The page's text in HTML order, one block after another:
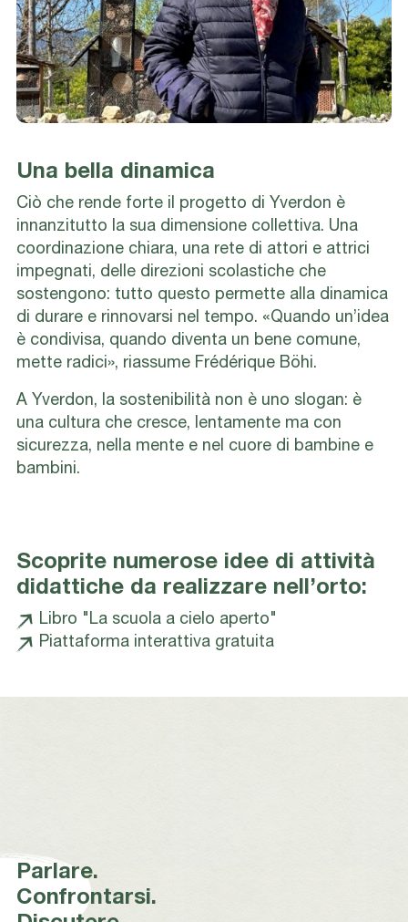
Una bella dinamica
Ciò che rende forte il progetto di Yverdon è
innanzitutto la sua dimensione collettiva. Una
coordinazione chiara, una rete di attori e attrici
impegnati, delle direzioni scolastiche che
sostengono: tutto questo permette alla dinamica
di durare e rinnovarsi nel tempo. «Quando un’idea
è condivisa, quando diventa un bene comune,
mette radici», riassume Frédérique Böhi.
A Yverdon, la sostenibilità non è uno slogan: è
una cultura che cresce, lentamente ma con
sicurezza, nella mente e nel cuore di bambine e
bambini.
Scoprite numerose idee di attività
didattiche da realizzare nell’orto:
Libro "La scuola a cielo aperto"
Piattaforma interattiva gratuita
Parlare.
Confrontarsi.